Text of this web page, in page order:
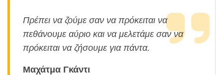
Πρέπει να ζούμε σαν να πρόκειται να
πεθάνουμε αύριο και να μελετάμε σαν να
πρόκειται να ζήσουμε για πάντα.
Μαχάτμα Γκάντι